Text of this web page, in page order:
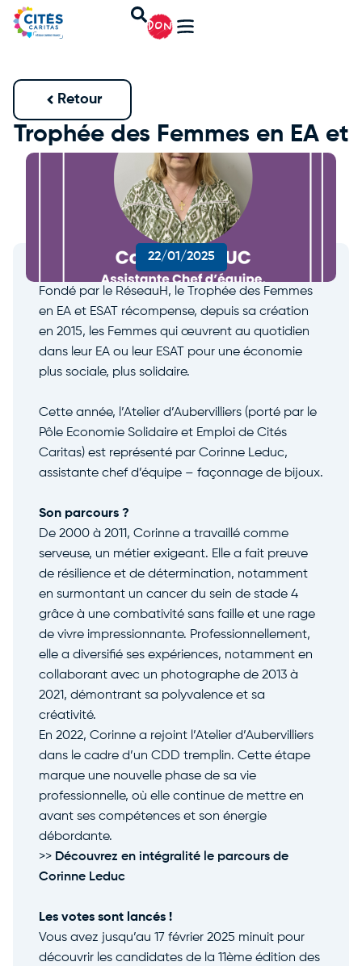
DON
Retour
Trophée des Femmes en EA et
ESAT
22/01/2025
Fondé par le RéseauH, le Trophée des Femmes
en EA et ESAT récompense, depuis sa création
en 2015, les Femmes qui œuvrent au quotidien
dans leur EA ou leur ESAT pour une économie
plus sociale, plus solidaire.
Cette année, l’Atelier d’Aubervilliers (porté par le
Pôle Economie Solidaire et Emploi de Cités
Caritas) est représenté par Corinne Leduc,
assistante chef d’équipe – façonnage de bijoux.
Son parcours ?
De 2000 à 2011, Corinne a travaillé comme
serveuse, un métier exigeant. Elle a fait preuve
de résilience et de détermination, notamment
en surmontant un cancer du sein de stade 4
grâce à une combativité sans faille et une rage
de vivre impressionnante. Professionnellement,
elle a diversifié ses expériences, notamment en
collaborant avec un photographe de 2013 à
2021, démontrant sa polyvalence et sa
créativité.
En 2022, Corinne a rejoint l’Atelier d’Aubervilliers
dans le cadre d’un CDD tremplin. Cette étape
marque une nouvelle phase de sa vie
professionnelle, où elle continue de mettre en
avant ses compétences et son énergie
débordante.
>> Découvrez en intégralité le parcours de
Corinne Leduc
Les votes sont lancés !
Vous avez jusqu’au 17 février 2025 minuit pour
découvrir les candidates de la 11ème édition des